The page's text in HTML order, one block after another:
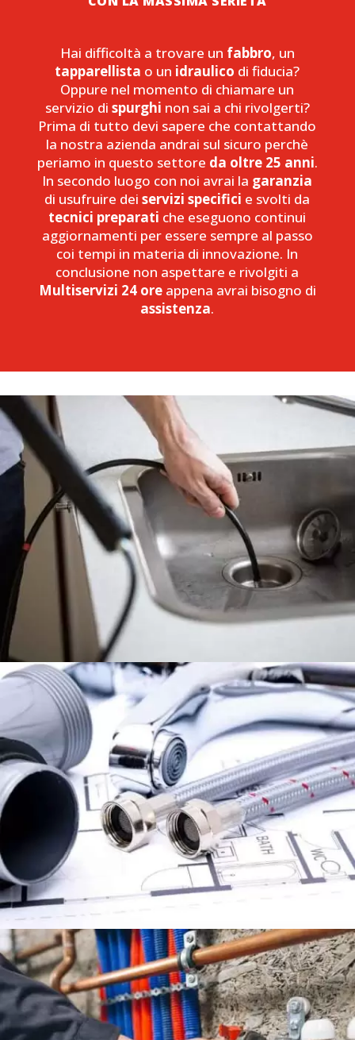
Hai difficoltà a trovare un fabbro, un
tapparellista o un idraulico di fiducia?
Oppure nel momento di chiamare un
servizio di spurghi non sai a chi rivolgerti?
Prima di tutto devi sapere che contattando
la nostra azienda andrai sul sicuro perchè
periamo in questo settore da oltre 25 anni.
In secondo luogo con noi avrai la garanzia
di usufruire deiservizi specifici e svolti da
tecnici preparati che eseguono continui
aggiornamenti per essere sempre al passo
coi tempi in materia di innovazione. In
conclusione non aspettare e rivolgiti a
Multiservizi 24 oreappena avrai bisogno di
assistenza.